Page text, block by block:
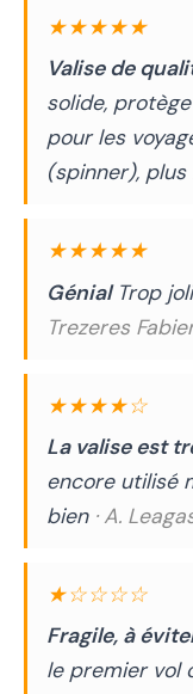
★★★★★
Valise de
solide,
pour les
(spinner),
★★★★★
GénialTrop
Trezeres
★★★★☆
La valise est
encore utilisé
bien · A.
★☆☆☆☆
Fragile, à
le premier vol